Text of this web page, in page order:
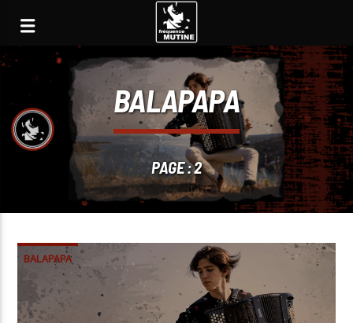
BALAPAPA
PAGE : 2
BALAPAPA